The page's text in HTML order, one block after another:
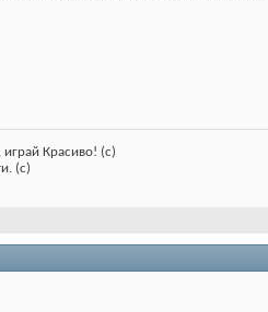
Красиво! (с)
(с)